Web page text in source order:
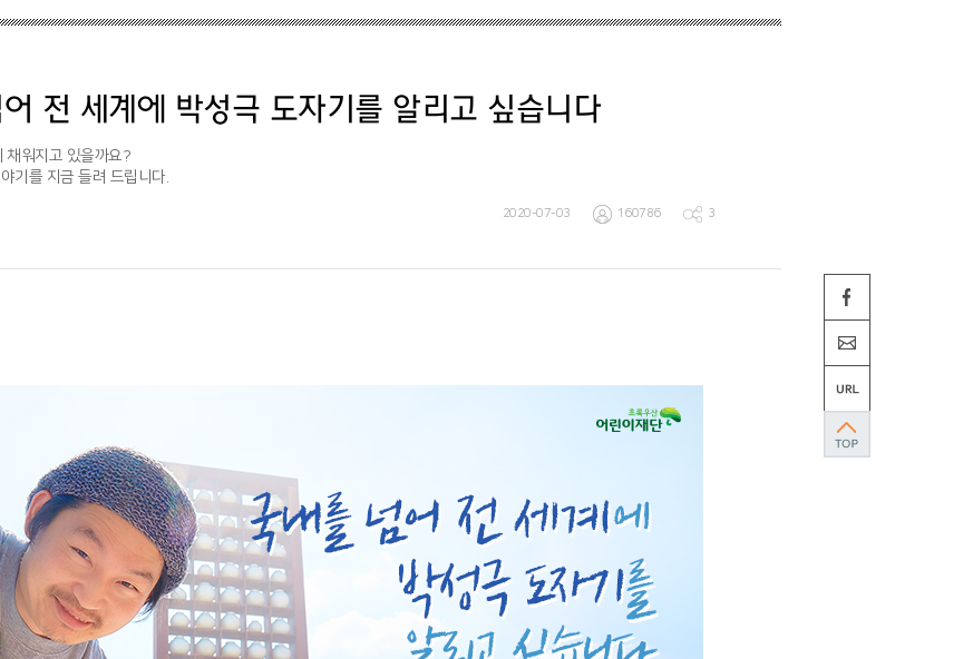
전 세계에 박성극 도자기를 알리고 싶습니다
채워지고 있을까요?
기를 지금 들려 드립니다.
2020-07-03 160786 3